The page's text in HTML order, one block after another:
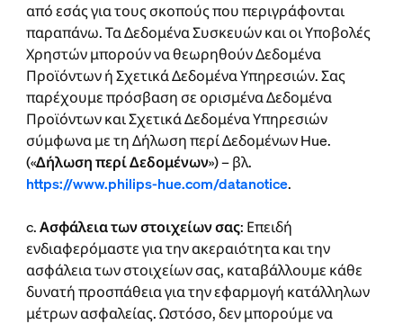
από εσάς για τους σκοπούς που περιγράφονται
παραπάνω. Τα Δεδομένα Συσκευών και οι Υποβολές
Χρηστών μπορούν να θεωρηθούν Δεδομένα
Προϊόντων ή Σχετικά Δεδομένα Υπηρεσιών. Σας
παρέχουμε πρόσβαση σε ορισμένα Δεδομένα
Προϊόντων και Σχετικά Δεδομένα Υπηρεσιών
σύμφωνα με τη Δήλωση περί Δεδομένων Hue.
(«Δήλωση περί Δεδομένων») – βλ.
https://www.philips-hue.com/datanotice.
c.Ασφάλεια των στοιχείων σας: Επειδή
ενδιαφερόμαστε για την ακεραιότητα και την
ασφάλεια των στοιχείων σας, καταβάλλουμε κάθε
δυνατή προσπάθεια για την εφαρμογή κατάλληλων
μέτρων ασφαλείας. Ωστόσο, δεν μπορούμε να